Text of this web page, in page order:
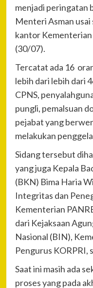
menjadi peringatan
Menteri Asman
kantor Kementerian
(30/07).
Tercatat ada 16
lebih dari lebih dari
CPNS,
pungli, pemalsuan
pejabat yang
melakukan
Sidang tersebut
yang juga Kepala
(BKN) Bima Haria
Integritas dan
Kementerian
dari Kejaksaan
Nasional (BIN),
Pengurus KORPRI,
Saat ini masih ada
proses yang pada